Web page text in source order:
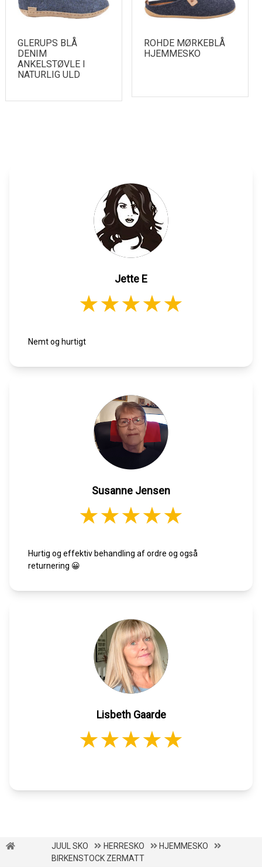
GLERUPS BLÅ
DENIM
ANKELSTØVLE I
NATURLIG ULD
ROHDE MØRKEBLÅ
HJEMMESKO
Jette E
Nemt og hurtigt
Susanne Jensen
Hurtig og effektiv behandling af ordre og også
returnering 😀
Lisbeth Gaarde
JUUL SKO HERRESKO
HJEMMESKO
BIRKENSTOCK ZERMATT